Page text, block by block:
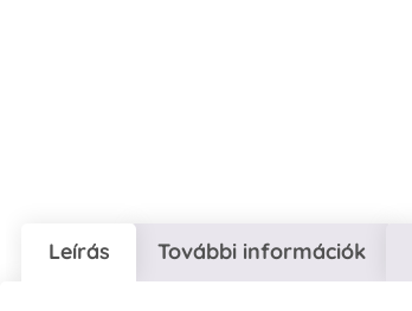
Leírás További információk